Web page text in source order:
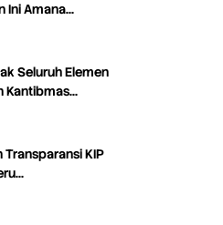
Ini Amana…
Seluruh Elemen
Kantibmas…
Transparansi KIP